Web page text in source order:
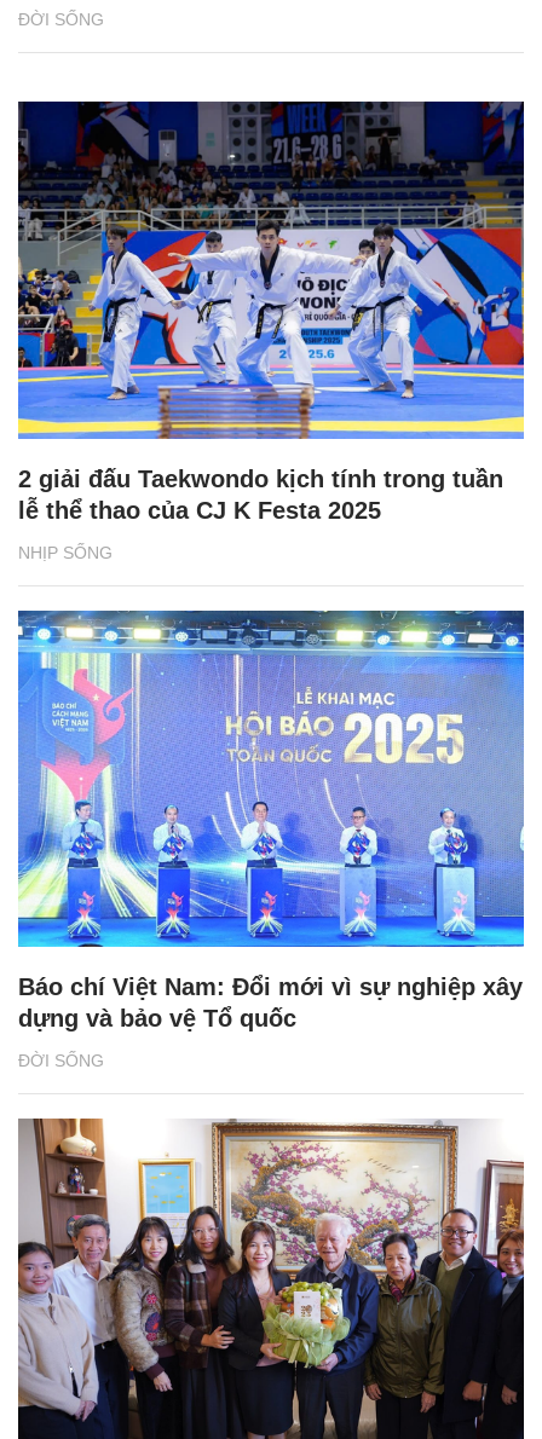
ĐỜI SỐNG
NHỊP SỐNG
2 giải đấu Taekwondo kịch tính trong tuần
lễ thể thao của CJ K Festa 2025
ĐỜI SỐNG
Báo chí Việt Nam: Đổi mới vì sự nghiệp xây
dựng và bảo vệ Tổ quốc